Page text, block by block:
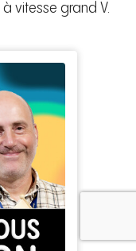
vitesse grand V.